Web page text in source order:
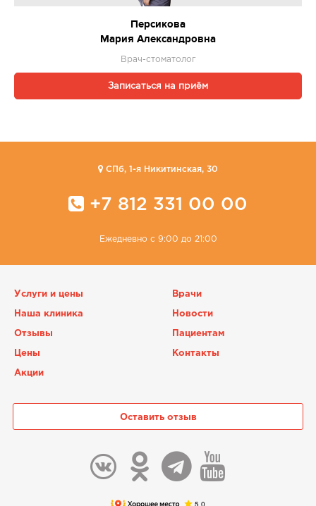
Персикова
Мария Александровна
Врач-стоматолог
Записаться на приём
CПб, 1-я Никитинская, 30
+7 812 331 00 00
Ежедневно с 9:00 до 21:00
Услуги и цены Врачи
Наша клиника Новости
Отзывы Пациентам
Цены Контакты
Акции
Оставить отзыв